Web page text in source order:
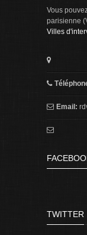
Vous
parisienne
Villes
Email:
TWITTER